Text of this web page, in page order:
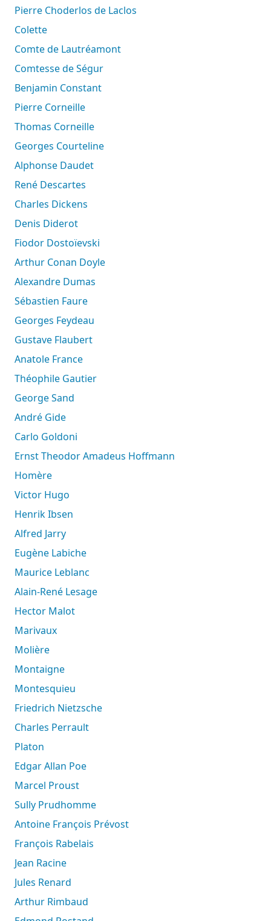
Pierre Choderlos de Laclos
Colette
Comte de Lautréamont
Comtesse de Ségur
Benjamin Constant
Pierre Corneille
Thomas Corneille
Georges Courteline
Alphonse Daudet
René Descartes
Charles Dickens
Denis Diderot
Fiodor Dostoïevski
Arthur Conan Doyle
Alexandre Dumas
Sébastien Faure
Georges Feydeau
Gustave Flaubert
Anatole France
Théophile Gautier
George Sand
André Gide
Carlo Goldoni
Ernst Theodor Amadeus Hoffmann
Homère
Victor Hugo
Henrik Ibsen
Alfred Jarry
Eugène Labiche
Maurice Leblanc
Alain-René Lesage
Hector Malot
Marivaux
Molière
Montaigne
Montesquieu
Friedrich Nietzsche
Charles Perrault
Platon
Edgar Allan Poe
Marcel Proust
Sully Prudhomme
Antoine François Prévost
François Rabelais
Jean Racine
Jules Renard
Arthur Rimbaud